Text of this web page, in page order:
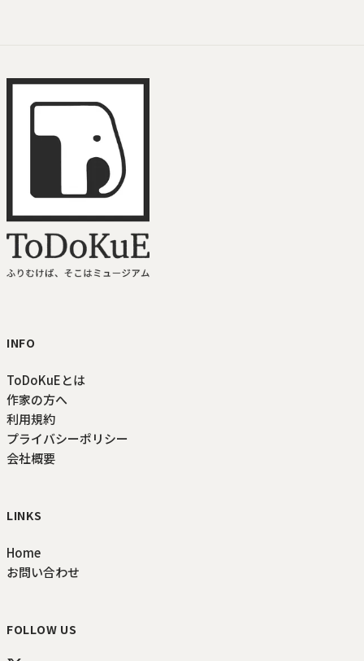
INFO
ToDoKuEとは
作家の方へ
利用規約
プライバシーポリシー
会社概要
LINKS
Home
お問い合わせ
FOLLOW US